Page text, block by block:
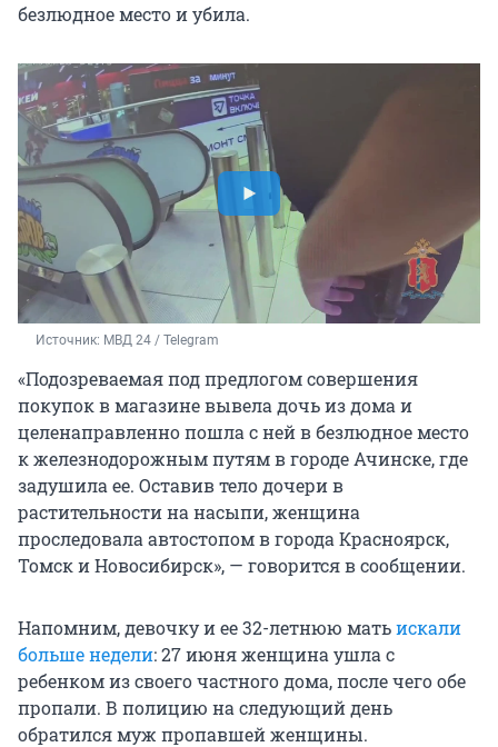
безлюдное место и убила.
Источник: МВД 24 / Telegram
«Подозреваемая под предлогом совершения
покупок в магазине вывела дочь из дома и
целенаправленно пошла с ней в безлюдное место
к железнодорожным путям в городе Ачинске, где
задушила ее. Оставив тело дочери в
растительности на насыпи, женщина
проследовала автостопом в города Красноярск,
Томск и Новосибирск», — говорится в сообщении.
Напомним, девочку и ее 32-летнюю матьискали
больше недели: 27 июня женщина ушла с
ребенком из своего частного дома, после чего обе
пропали. В полицию на следующий день
обратился муж пропавшей женщины.